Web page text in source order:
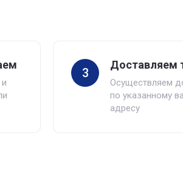
3
Доставляем
Осуществляем
по указанному
адресу